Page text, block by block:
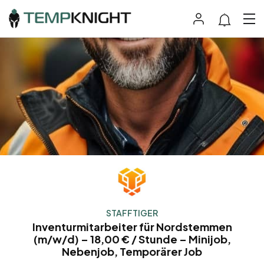
STAFFTIGER
Inventurmitarbeiter für Nordstemmen
(m/w/d) – 18,00 € / Stunde – Minijob,
Nebenjob, Temporärer Job